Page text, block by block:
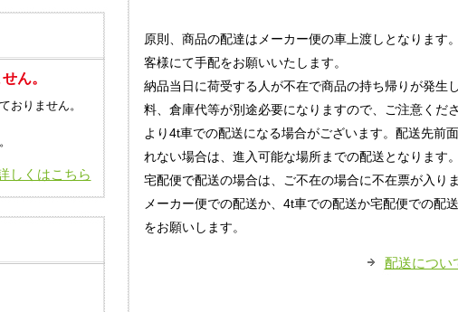
ん。
おりません。
しくはこちら
原則、商品の配達はメーカー便の車上渡しとなります
客様にて手配をお願いいたします。
納品当日に荷受する人が不在で商品の持ち帰りが発生
料、倉庫代等が別途必要になりますので、ご注意くだ
より4t車での配送になる場合がございます。配送先前
れない場合は、進入可能な場所までの配送となります。
宅配便で配送の場合は、ご不在の場合に不在票が入りま
メーカー便での配送か、4t車での配送か宅配便での配
をお願いします。
配送につい